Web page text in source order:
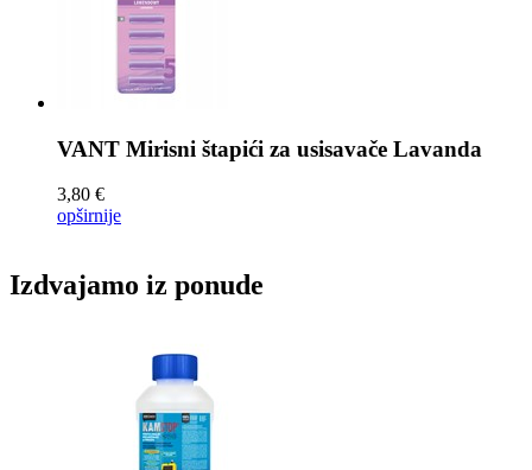
VANT Mirisni štapići za usisavače Lavanda
3,80 €
opširnije
Izdvajamo iz ponude